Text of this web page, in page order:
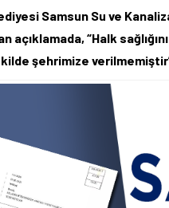
Samsun Su ve
açıklamada, “Halk
şehrimize